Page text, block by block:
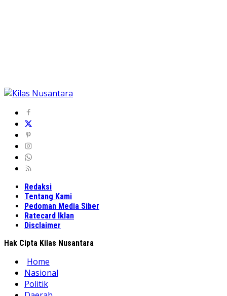
Redaksi
Tentang Kami
Pedoman Media Siber
Ratecard Iklan
Disclaimer
Hak Cipta Kilas Nusantara
Home
Nasional
Politik